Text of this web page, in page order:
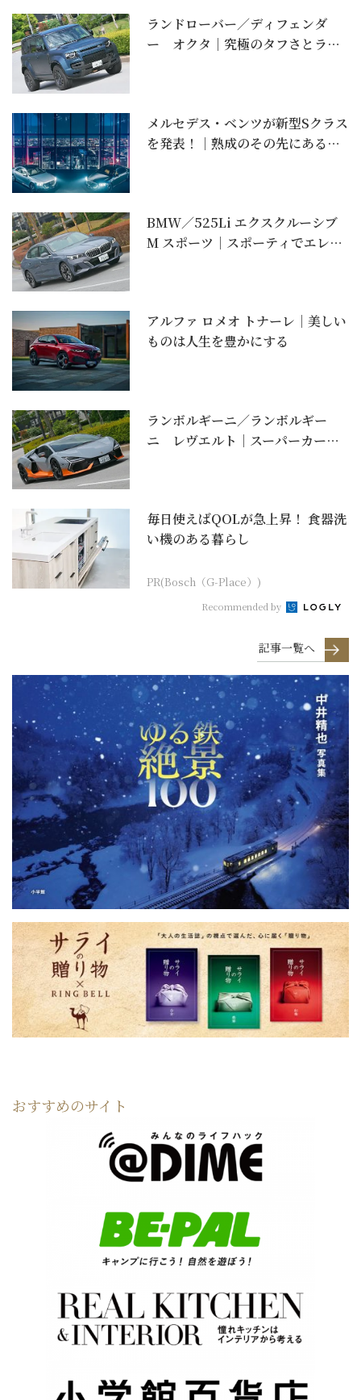
ランドローバー／ディフェンダ
ー オクタ｜究極のタフさとラグ
メルセデス・ベンツが新型Sクラス
を発表！｜熟成のその先にある革
BMW／525Li エクスクルーシブ
M スポーツ｜スポーティでエレガ
アルファ ロメオ トナーレ｜美しい
ものは人生を豊かにする
ランボルギーニ／ランボルギー
ニ レヴエルト｜スーパーカーに
毎日使えばQOLが急上昇！ 食器洗
い機のある暮らし
PR(Bosch（G-Place）)
Recommended by
記事一覧へ
おすすめのサイト